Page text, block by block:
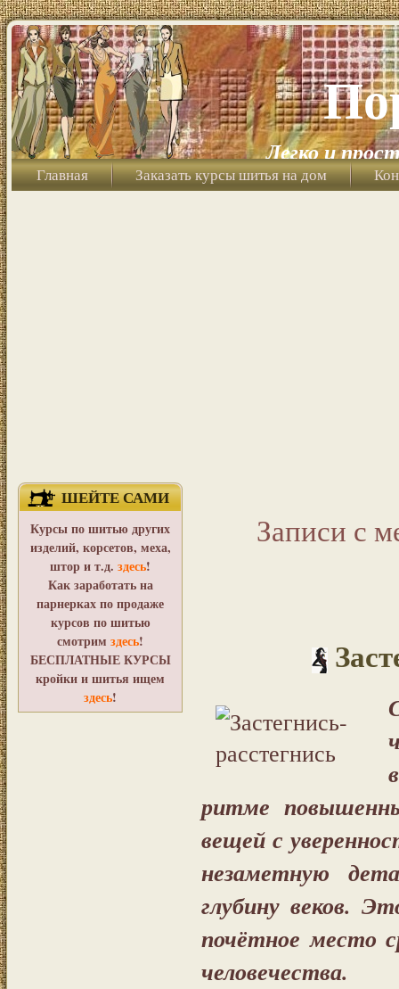
Легко и
Главная Заказать курсы шитья на дом
ШЕЙТЕ САМИ
Курсы по шитью других
изделий, корсетов, меха,
штор и т.д. здесь!
Как заработать на
парнерках по продаже
курсов по шитью
смотрим здесь!
БЕСПЛАТНЫЕ КУРСЫ
кройки и шитья ищем
здесь!
Записи с
ритме
вещей с
незаметную
глубину веков.
почётное место
человечества.